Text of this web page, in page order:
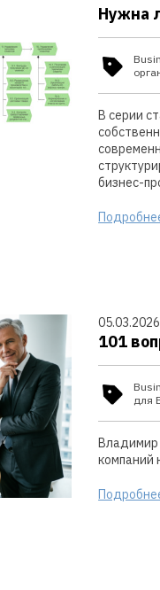
Нужна
В серии
бизнес-
05.03.2026
101
для
Владимир
компаний